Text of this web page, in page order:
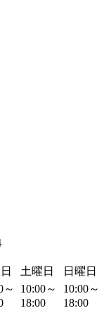
土曜日
日曜日
～
10:00～
18:00
10:00～
18:00